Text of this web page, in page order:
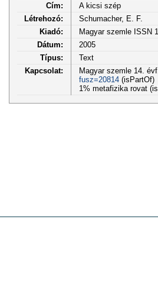
Cím:
A kicsi szép
Létrehozó:
Schumacher, E. F.
Kiadó:
Magyar szemle ISSN
Dátum:
2005
Típus:
Text
Kapcsolat:
Magyar szemle 14.
fusz=20814(isPartOf)
1% metafizika rovat